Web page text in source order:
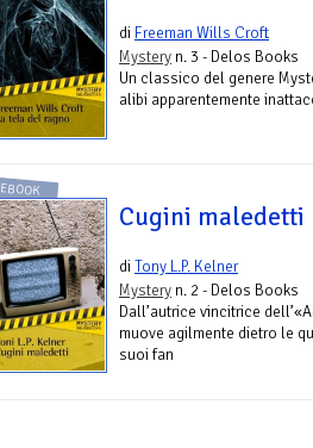
di Freeman Wills Croft
Mystery n. 3 - Delos Books
Un classico del genere
alibi apparentemente
EBOOK
Cugini maledetti
diTony L.P. Kelner
Mystery n. 2 - Delos Books
Dall’autrice vincitrice
muove agilmente dietro le
suoi fan